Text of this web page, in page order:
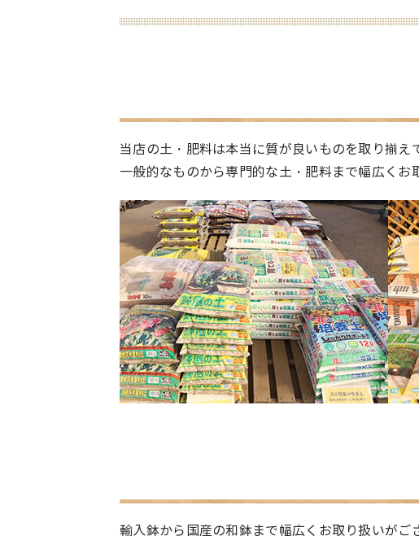
当店の土・肥料は本当に質が良いものを取り揃え
一般的なものから専門的な土・肥料まで幅広くお
輸入鉢から国産の和鉢まで幅広くお取り扱いがご